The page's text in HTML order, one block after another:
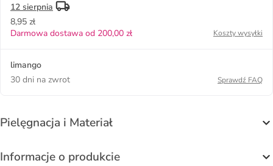
12 sierpnia
8,95 zł
Darmowa dostawa od 200,00 zł
Koszty wysyłki
limango
30 dni na zwrot
Sprawdź FAQ
Pielęgnacja i Materiał
Informacje o produkcie